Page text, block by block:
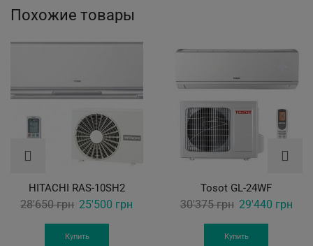
Похожие товары
HITACHI RAS-10SH2
28'650грн Original
price
was:
25'500 грн
Купить
Tosot GL-24WF
30'375грн Original
price
was:
29'440 грн
Купить